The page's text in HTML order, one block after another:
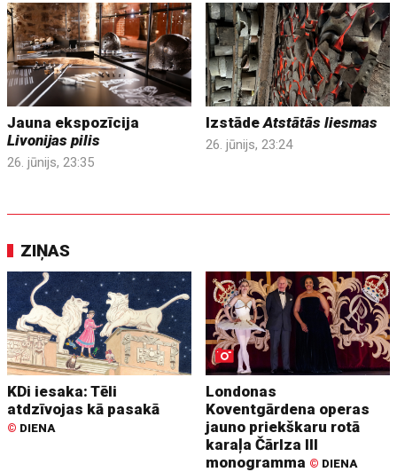
Jauna ekspozīcija
Livonijas pilis
26. jūnijs, 23:35
IzstādeAtstātās liesmas
26. jūnijs, 23:24
ZIŅAS
KDi iesaka: Tēli
atdzīvojas kā pasakā
© DIENA
Londonas
Koventgārdena operas
jauno priekškaru rotā
karaļa Čārlza III
monogramma © DIENA